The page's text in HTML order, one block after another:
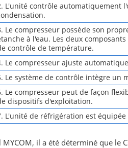
L'unité contrôle automatiquement
Le compresseur possède son
à l'eau. Les deux
contrôle de température.
Le compresseur ajuste
Le système de contrôle intègre un
Le compresseur peut de façon
dispositifs d'exploitation.
L'unité de réfrigération est
il a été déterminé que le